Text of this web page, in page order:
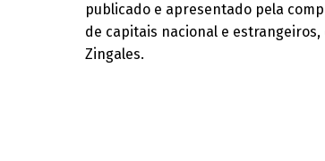
publicado e apresentado pela
de capitais nacional e estrangeiros,
Zingales.